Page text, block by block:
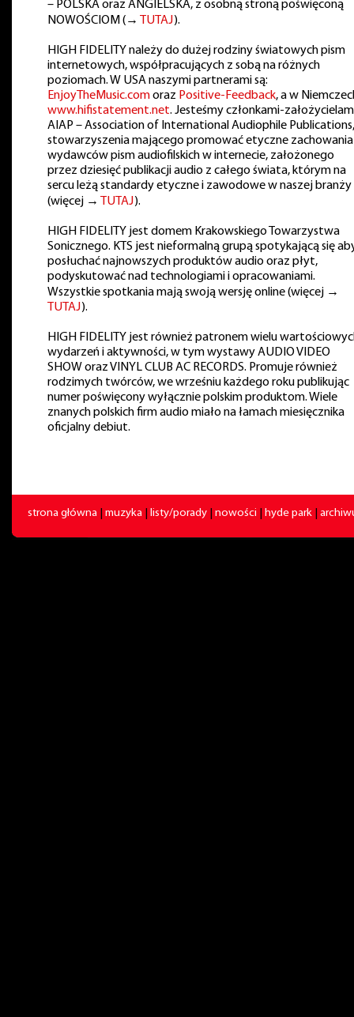
– POLSKA oraz ANGIELSKA, z osobną stroną poświęconą
NOWOŚCIOM (→
TUTAJ).
HIGH FIDELITY należy do dużej rodziny światowych pism
internetowych, współpracujących z sobą na różnych
poziomach. W USA naszymi partnerami są:
EnjoyTheMusic.comoraz Positive-Feedback, a w
www.hifistatement.net. Jesteśmy członkami-
AIAP – Association of International Audiophile Publications,
stowarzyszenia mającego promować etyczne zachowania
wydawców pism audiofilskich w internecie, założonego
przez dziesięć publikacji audio z całego świata, którym na
sercu leżą standardy etyczne i zawodowe w naszej branży
(więcej →
TUTAJ).
HIGH FIDELITY jest domem Krakowskiego Towarzystwa
Sonicznego. KTS jest nieformalną grupą spotykającą się
posłuchać najnowszych produktów audio oraz płyt,
podyskutować nad technologiami i opracowaniami.
Wszystkie spotkania mają swoją wersję online (więcej →
TUTAJ).
HIGH FIDELITY jest również patronem wielu
wydarzeń i aktywności, w tym wystawy AUDIO VIDEO
SHOW oraz VINYL CLUB AC RECORDS. Promuje również
rodzimych twórców, we wrześniu każdego roku publikując
numer poświęcony wyłącznie polskim produktom. Wiele
znanych polskich firm audio miało na łamach miesięcznika
oficjalny debiut.
strona główna muzyka listy/porady nowości hyde park